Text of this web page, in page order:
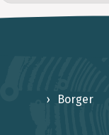
Borger